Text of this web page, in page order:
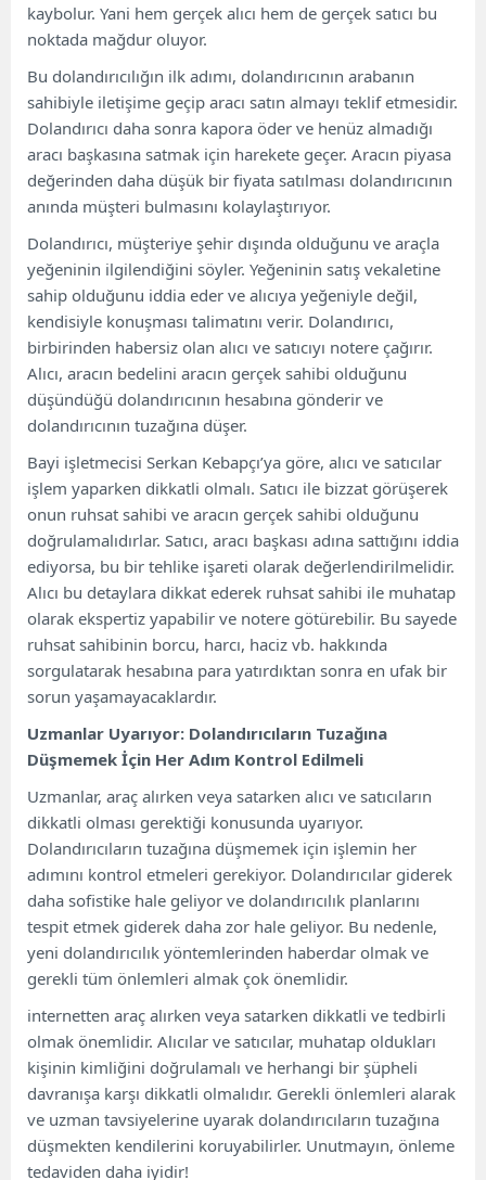
kaybolur. Yani hem gerçek alıcı hem de gerçek satıcı bu
noktada mağdur oluyor.
Bu dolandırıcılığın ilk adımı, dolandırıcının arabanın
sahibiyle iletişime geçip aracı satın almayı teklif etmesidir.
Dolandırıcı daha sonra kapora öder ve henüz almadığı
aracı başkasına satmak için harekete geçer. Aracın piyasa
değerinden daha düşük bir fiyata satılması dolandırıcının
anında müşteri bulmasını kolaylaştırıyor.
Dolandırıcı, müşteriye şehir dışında olduğunu ve araçla
yeğeninin ilgilendiğini söyler. Yeğeninin satış vekaletine
sahip olduğunu iddia eder ve alıcıya yeğeniyle değil,
kendisiyle konuşması talimatını verir. Dolandırıcı,
birbirinden habersiz olan alıcı ve satıcıyı notere çağırır.
Alıcı, aracın bedelini aracın gerçek sahibi olduğunu
düşündüğü dolandırıcının hesabına gönderir ve
dolandırıcının tuzağına düşer.
Bayi işletmecisi Serkan Kebapçı’ya göre, alıcı ve satıcılar
işlem yaparken dikkatli olmalı. Satıcı ile bizzat görüşerek
onun ruhsat sahibi ve aracın gerçek sahibi olduğunu
doğrulamalıdırlar. Satıcı, aracı başkası adına sattığını iddia
ediyorsa, bu bir tehlike işareti olarak değerlendirilmelidir.
Alıcı bu detaylara dikkat ederek ruhsat sahibi ile muhatap
olarak ekspertiz yapabilir ve notere götürebilir. Bu sayede
ruhsat sahibinin borcu, harcı, haciz vb. hakkında
sorgulatarak hesabına para yatırdıktan sonra en ufak bir
sorun yaşamayacaklardır.
Uzmanlar Uyarıyor: Dolandırıcıların Tuzağına
Düşmemek İçin Her Adım Kontrol Edilmeli
Uzmanlar, araç alırken veya satarken alıcı ve satıcıların
dikkatli olması gerektiği konusunda uyarıyor.
Dolandırıcıların tuzağına düşmemek için işlemin her
adımını kontrol etmeleri gerekiyor. Dolandırıcılar giderek
daha sofistike hale geliyor ve dolandırıcılık planlarını
tespit etmek giderek daha zor hale geliyor. Bu nedenle,
yeni dolandırıcılık yöntemlerinden haberdar olmak ve
gerekli tüm önlemleri almak çok önemlidir.
internetten araç alırken veya satarken dikkatli ve tedbirli
olmak önemlidir. Alıcılar ve satıcılar, muhatap oldukları
kişinin kimliğini doğrulamalı ve herhangi bir şüpheli
davranışa karşı dikkatli olmalıdır. Gerekli önlemleri alarak
ve uzman tavsiyelerine uyarak dolandırıcıların tuzağına
düşmekten kendilerini koruyabilirler. Unutmayın, önleme
tedaviden daha iyidir!